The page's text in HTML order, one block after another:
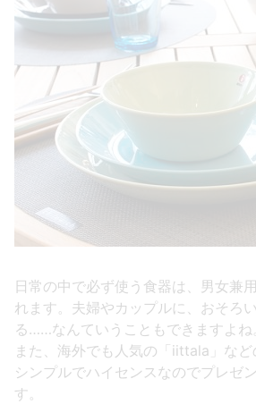
日常の中で必ず使う食器は、男女兼
れます。夫婦やカップルに、おそろ
る……なんていうこともできますよね
また、海外でも人気の「iittala」など
シンプルでハイセンスなのでプレゼ
す。